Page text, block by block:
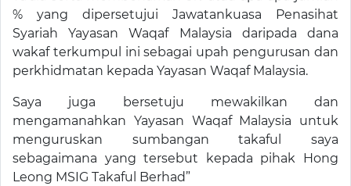
% yang dipersetujui Jawatankuasa Penasihat
Syariah Yayasan Waqaf Malaysia daripada dana
wakaf terkumpul ini sebagai upah pengurusan dan
perkhidmatan kepada Yayasan Waqaf Malaysia.
Saya juga bersetuju mewakilkan dan
mengamanahkan Yayasan Waqaf Malaysia untuk
menguruskan sumbangan takaful saya
sebagaimana yang tersebut kepada pihak Hong
Leong MSIG Takaful Berhad”